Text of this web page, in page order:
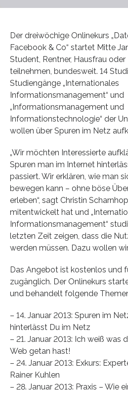
Der dreiwöchige Onlinekurs
Facebook & Co“ startet Mitte
Student, Rentner, Hausfrau
teilnehmen, bundesweit. 14
Studiengänge „Internationales
Informationsmanagement“ und
„Informationsmanagement und
Informationstechnologie“ der
wollen über Spuren im Netz
„Wir möchten Interessierte
Spuren man im Internet
passiert. Wir erklären, wie man
bewegen kann – ohne böse
erleben“, sagt Christin
mitentwickelt hat und
Informationsmanagement“
letzten Zeit zeigen, dass die
werden müssen. Dazu wollen
Das Angebot ist kostenlos und
zugänglich. Der Onlinekurs
und behandelt folgende
– 14. Januar 2013: Spuren im
hinterlässt Du im Netz
– 21. Januar 2013: Ich weiß was
Web getan hast!
– 24. Januar 2013: Exkurs:
Rainer Kuhlen
– 28. Januar 2013: Praxis – Wie